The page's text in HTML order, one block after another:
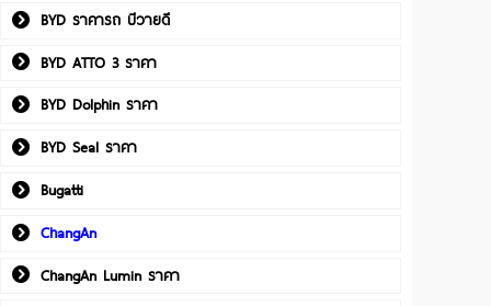
BYD ราคารถ บีวายดี
BYD ATTO 3 ราคา
BYD Dolphin ราคา
BYD Seal ราคา
Bugatti
ChangAn
ChangAn Lumin ราคา